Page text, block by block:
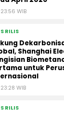
WIB
RILIS
Shanghai
untuk
WIB
RILIS